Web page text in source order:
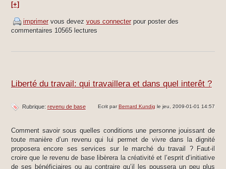
[+]
imprimer vous devez vous connecterpour poster des
commentaires 10565 lectures
Liberté du travail: qui travaillera et dans quel interêt ?
Ecrit parBernard Kundig le jeu, 2009-01-01 14:57
Rubrique: revenu de base
Comment savoir sous quelles conditions une personne jouissant de
toute manière d’un revenu qui lui permet de vivre dans la dignité
proposera encore ses services sur le marché du travail ? Faut-il
croire que le revenu de base libèrera la créativité et l’esprit d’initiative
de ses bénéficiaires ou au contraire qu’il les poussera un peu plus